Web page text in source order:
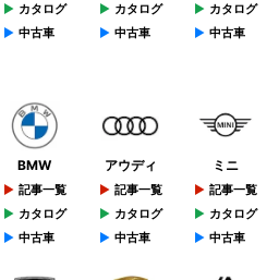
カタログ
中古車
カタログ
中古車
カタログ
中古車
BMW
記事一覧
カタログ
中古車
アウディ
記事一覧
カタログ
中古車
ミニ
記事一覧
カタログ
中古車